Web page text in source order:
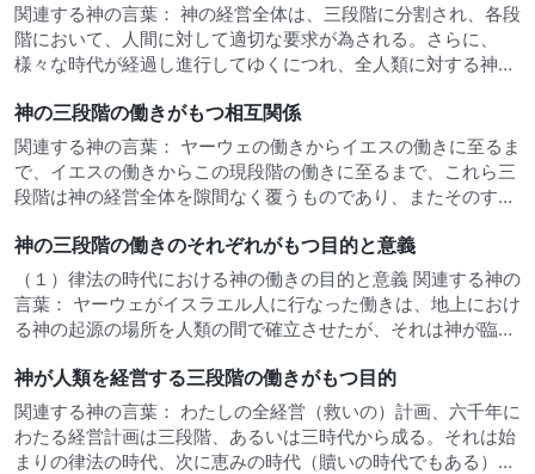
関連する神の言葉： 神の経営全体は、三段階に分割され、各段
階において、人間に対して適切な要求が為される。さらに、
様々な時代が経過し進行してゆくにつれ、全人類に対する神の
は、人間が「言葉は肉として現れる」という事実を目の当たり
にするまで、段階ごと…
神の三段階の働きがもつ相互関係
関連する神の言葉： ヤーウェの働きからイエスの働きに至るま
で、イエスの働きからこの現段階の働きに至るまで、これら三
段階は神の経営全体を隙間なく覆うものであり、またそのすべ
営にいそしんできた。神は初めにして終わりであり、最初にし
て最後であり、時…
神の三段階の働きのそれぞれがもつ目的と意義
（１）律法の時代における神の働きの目的と意義 関連する神の
言葉： ヤーウェがイスラエル人に行なった働きは、地上におけ
る神の起源の場所を人類の間で確立させたが、それは神が臨在
に限定した。当初、神はイスラエルの外では働かず、むしろ働
きの範囲を限…
神が人類を経営する三段階の働きがもつ目的
関連する神の言葉： わたしの全経営（救いの）計画、六千年に
わたる経営計画は三段階、あるいは三時代から成る。それは始
まりの律法の時代、次に恵みの時代（贖いの時代でもある）、